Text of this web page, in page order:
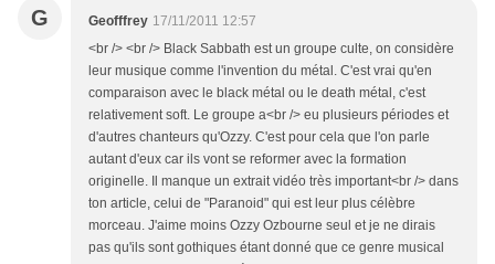
G Geofffrey 17/11/2011 12:57
<br /> <br /> Black Sabbath est un groupe culte, on considère
leur musique comme l'invention du métal. C'est vrai qu'en
comparaison avec le black métal ou le death métal, c'est
relativement soft. Le groupe a<br /> eu plusieurs périodes et
d'autres chanteurs qu'Ozzy. C'est pour cela que l'on parle
autant d'eux car ils vont se reformer avec la formation
originelle. Il manque un extrait vidéo très important<br /> dans
ton article, celui de "Paranoid" qui est leur plus célèbre
morceau. J'aime moins Ozzy Ozbourne seul et je ne dirais
pas qu'ils sont gothiques étant donné que ce genre musical